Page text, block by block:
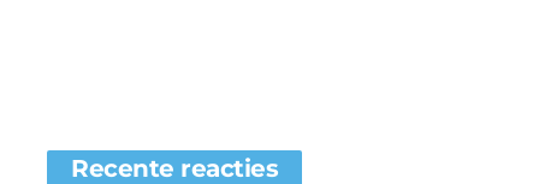
Recente reacties